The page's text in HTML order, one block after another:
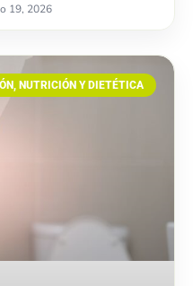
19, 2026
NUTRICIÓN Y DIETÉTICA